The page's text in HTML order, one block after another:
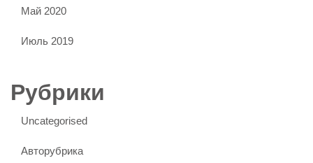
Май 2020
Июль 2019
Рубрики
Uncategorised
Авторубрика